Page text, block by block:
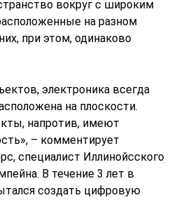
вокруг с широким
на разном
при этом, одинаково
электроника всегда
на плоскости.
напротив, имеют
– комментирует
специалист Иллинойсского
В течение 3 лет в
создать цифровую